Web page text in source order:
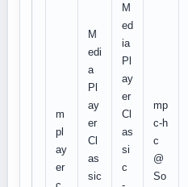
m
pl
ay
er
M
edi
a
Pl
ay
er
Cl
as
sic
M
ed
ia
Pl
ay
er
Cl
as
si
c
mp
c-h
c
@
So